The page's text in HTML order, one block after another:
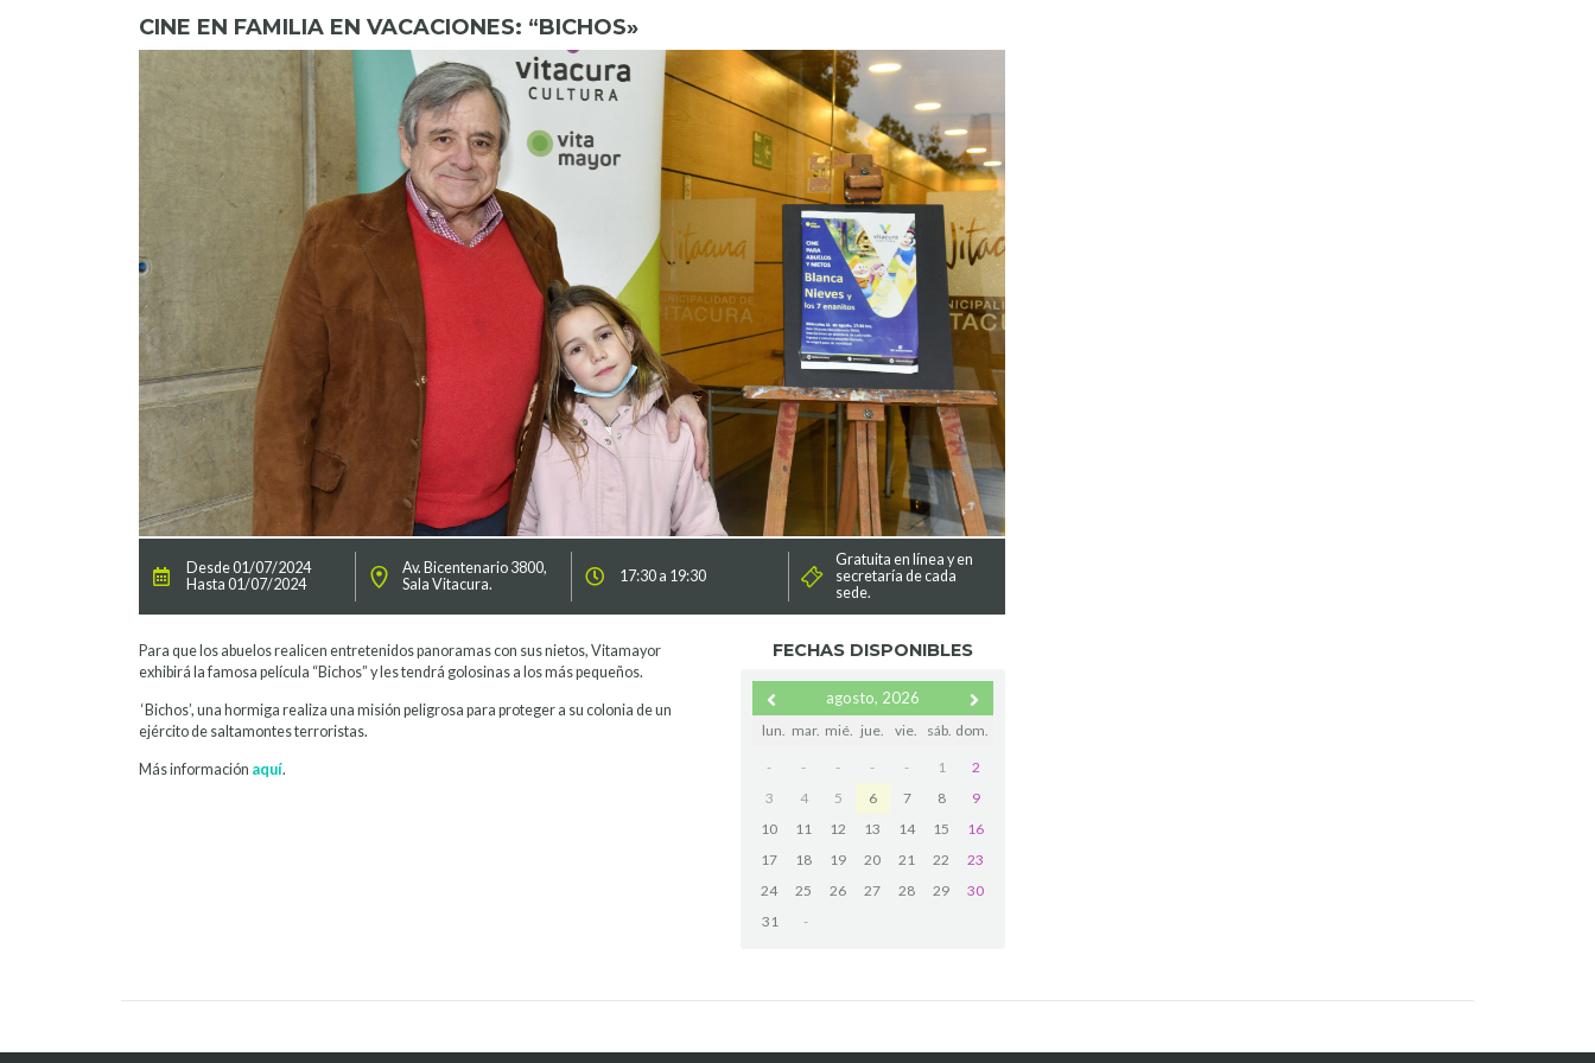
CINE EN FAMILIA EN VACACIONES: “BICHOS»
Desde 01/07/2024
Hasta 01/07/2024
Av. Bicentenario 3800,
Sala Vitacura.
17:30 a 19:30
Gratuita en línea y en
secretaría de cada
sede.
Para que los abuelos realicen entretenidos panoramas con sus nietos, Vitamayor
exhibirá la famosa película “Bichos” y les tendrá golosinas a los más pequeños.
‘Bichos’, una hormiga realiza una misión peligrosa para proteger a su colonia de un
ejército de saltamontes terroristas.
Más información aquí.
FECHAS DISPONIBLES
agosto, 2026
lun. mar. mié. jue. vie. sáb. dom.
- - - - - 1
2
3
4 5 6 7 8
9
10
11 12 13 14 15
16
17
18 19 20 21 22
23
24
25 26 27 28 29
30
31
-